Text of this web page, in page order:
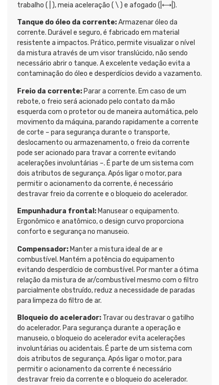
trabalho ( | ), meia aceleração ( \ ) e afogado (|⟷|).
Tanque do óleo da corrente:Armazenar óleo da
corrente. Durável e seguro, é fabricado em material
resistente a impactos. Prático, permite visualizar o nível
da mistura através de um visor translúcido, não sendo
necessário abrir o tanque. A excelente vedação evita a
contaminação do óleo e desperdícios devido a vazamento.
Freio da corrente: Parar a corrente. Em caso de um
rebote, o freio será acionado pelo contato da mão
esquerda com o protetor ou de maneira automática, pelo
movimento da máquina, parando rapidamente a corrente
de corte – para segurança durante o transporte,
deslocamento ou armazenamento, o freio da corrente
pode ser acionado para travar a corrente evitando
acelerações involuntárias –. É parte de um sistema com
dois atributos de segurança. Após ligar o motor, para
permitir o acionamento da corrente, é necessário
destravar freio da corrente e o bloqueio do acelerador.
Empunhadura frontal: Manusear o equipamento.
Ergonômico e anatômico, o design curvo proporciona
conforto e segurança no manuseio.
Compensador: Manter a mistura ideal de ar e
combustível. Mantém a potência do equipamento
evitando desperdício de combustível. Por manter a ótima
relação da mistura de ar/combustível mesmo com o filtro
parcialmente obstruído, reduz a necessidade de paradas
para limpeza do filtro de ar.
Bloqueio do acelerador: Travar ou destravar o gatilho
do acelerador. Para segurança durante a operação e
manuseio, o bloqueio do acelerador evita acelerações
involuntárias ou acidentais. É parte de um sistema com
dois atributos de segurança. Após ligar o motor, para
permitir o acionamento da corrente é necessário
destravar freio da corrente e o bloqueio do acelerador.